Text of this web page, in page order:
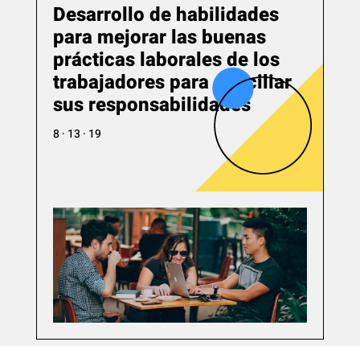
Desarrollo de habilidades
para mejorar las buenas
prácticas laborales de los
trabajadores para conciliar
sus responsabilidades
8 · 13 · 19